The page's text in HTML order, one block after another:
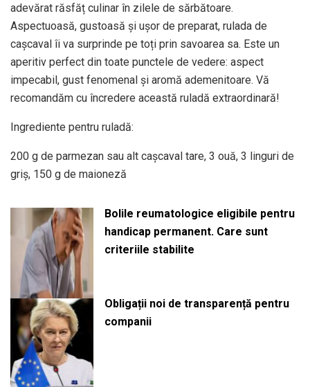
adevărat răsfăț culinar în zilele de sărbătoare.
Aspectuoasă, gustoasă și ușor de preparat, rulada de
cașcaval îi va surprinde pe toți prin savoarea sa. Este un
aperitiv perfect din toate punctele de vedere: aspect
impecabil, gust fenomenal și aromă ademenitoare. Vă
recomandăm cu încredere această ruladă extraordinară!
Ingrediente pentru ruladă:
200 g de parmezan sau alt cașcaval tare, 3 ouă, 3 linguri de
griș, 150 g de maioneză
Bolile reumatologice eligibile pentru
handicap permanent. Care sunt
criteriile stabilite
Obligații noi de transparență pentru
companii